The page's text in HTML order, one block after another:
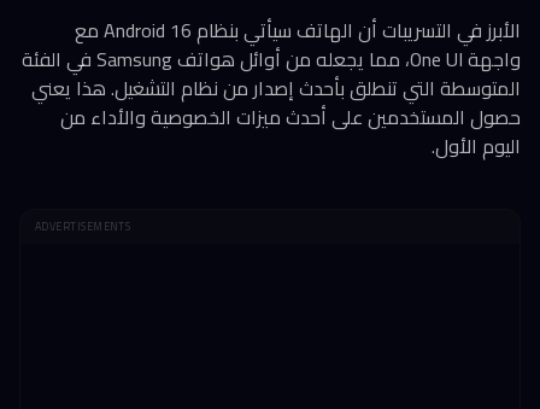
الأبرز في التسريبات أن الهاتف سيأتي بنظام Android 16 مع
واجهة One UI، مما يجعله من أوائل هواتف Samsung في الفئة
المتوسطة التي تنطلق بأحدث إصدار من نظام التشغيل. هذا يعني
حصول المستخدمين على أحدث ميزات الخصوصية والأداء من
اليوم الأول.
ADVERTISEMENTS